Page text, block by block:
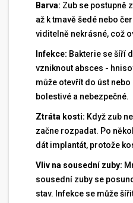
Barva: Zub se postupně
až k tmavě šedé nebo
viditelně nekrásné, což
Infekce: Bakterie se šíří
vzniknout absces -
může otevřít do úst
bolestivé a nebezpečné.
Ztráta kosti: Když zub
začne rozpadat. Po
dát implantát, protože
Vliv na sousední zuby:
sousední zuby se
stav. Infekce se může